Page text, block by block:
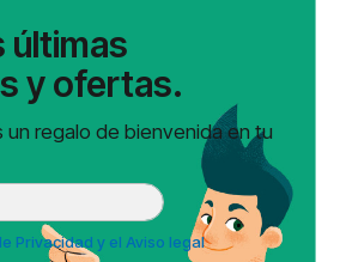
últimas
y ofertas.
un regalo de bienvenida en tu
Privacidad y el Aviso legal